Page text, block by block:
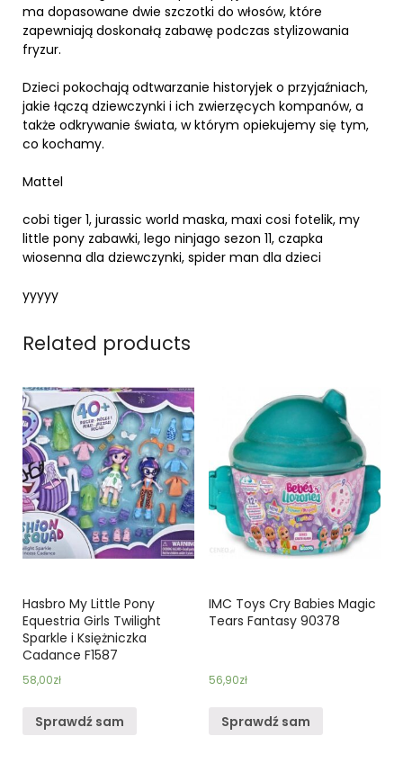
ma dopasowane dwie szczotki do włosów, które
zapewniają doskonałą zabawę podczas stylizowania
fryzur.
Dzieci pokochają odtwarzanie historyjek o przyjaźniach,
jakie łączą dziewczynki i ich zwierzęcych kompanów, a
także odkrywanie świata, w którym opiekujemy się tym,
co kochamy.
Mattel
cobi tiger 1, jurassic world maska, maxi cosi fotelik, my
little pony zabawki, lego ninjago sezon 11, czapka
wiosenna dla dziewczynki, spider man dla dzieci
yyyyy
Related products
Hasbro My Little Pony
Equestria Girls Twilight
Sparkle i Księżniczka
Cadance F1587
58,00zł
Sprawdź sam
IMC Toys Cry Babies Magic
Tears Fantasy 90378
56,90zł
Sprawdź sam